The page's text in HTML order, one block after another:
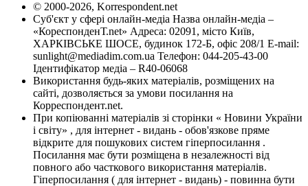
© 2000-2026, Korrespondent.net
Суб'єкт у сфері онлайн-медіа Назва онлайн-медіа –
«КореспонденТ.net» Адреса: 02091, місто Київ,
ХАРКІВСЬКЕ ШОСЕ, будинок 172-Б, офіс 208/1 E-mail:
sunlight@mediadim.com.ua Телефон: 044-205-43-00
Ідентифікатор медіа – R40-06068
Використання будь-яких матеріалів, розміщених на
сайті, дозволяється за умови посилання на
Корреспондент.net.
При копіюванні матеріалів зі сторінки « Новини України
і світу» , для інтернет - видань - обов'язкове пряме
відкрите для пошукових систем гіперпосилання .
Посилання має бути розміщена в незалежності від
повного або часткового використання матеріалів.
Гіперпосилання ( для інтернет - видань) - повинна бути